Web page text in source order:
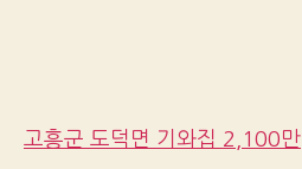
고흥군 도덕면 기와집 2,100만